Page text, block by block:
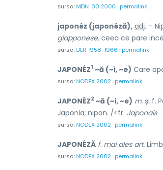
sursa:MDN '00 2000 permalink
japonéz (japonéză), adj. –
giapponese, ceea ce pare
sursa:DER 1958-1966 permalink
JAPONÉZ1 ~ă (~i, ~e) Care
sursa:NODEX 2002 permalink
JAPONÉZ2 ~ă (~i, ~e) m. și f.
Japonia; nipon. /<fr. Japonais
sursa:NODEX 2002 permalink
JAPONÉZĂ f. mai ales art.
sursa:NODEX 2002 permalink